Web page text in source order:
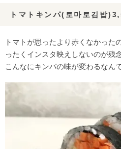
トマトキンパ(토마토김밥
トマトが思ったより赤くなかった
ったくインスタ映えしないのが残
こんなにキンパの味が変わるなん